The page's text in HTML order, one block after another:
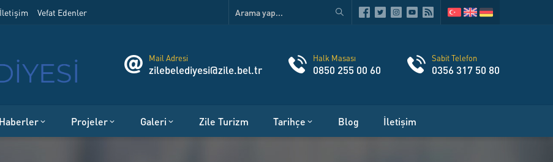
Vefat Edenler
Mail Adresi
zilebelediyesi@zile.bel.tr
Halk Masası
0850 255 00 60
Sabit Telefon
0356 317 50 80
Haberler Projeler Galeri Zile Turizm Tarihçe Blog İletişim